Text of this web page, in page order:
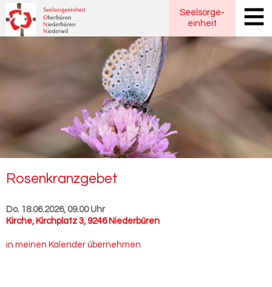
Seelsorge-
einheit
Ro­sen­kranz­ge­bet
Do. 18.06.2026, 09.00 Uhr
Kirche, Kirchplatz 3, 9246 Niederbüren
in meinen Kalender übernehmen